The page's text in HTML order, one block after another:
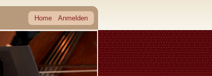
Home Anmelden